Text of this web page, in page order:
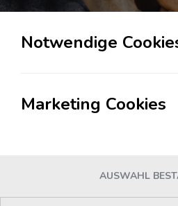
Services in der Branche
Konsumgüterindustrie
Notwendige
Marketing Cookies
AUSWAHL